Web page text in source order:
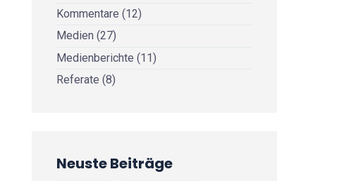
Kommentare (12)
Medien (27)
Medienberichte (11)
Referate (8)
Neuste Beiträge